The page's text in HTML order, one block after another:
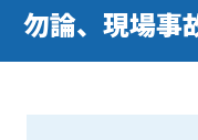
勿論、 現場事